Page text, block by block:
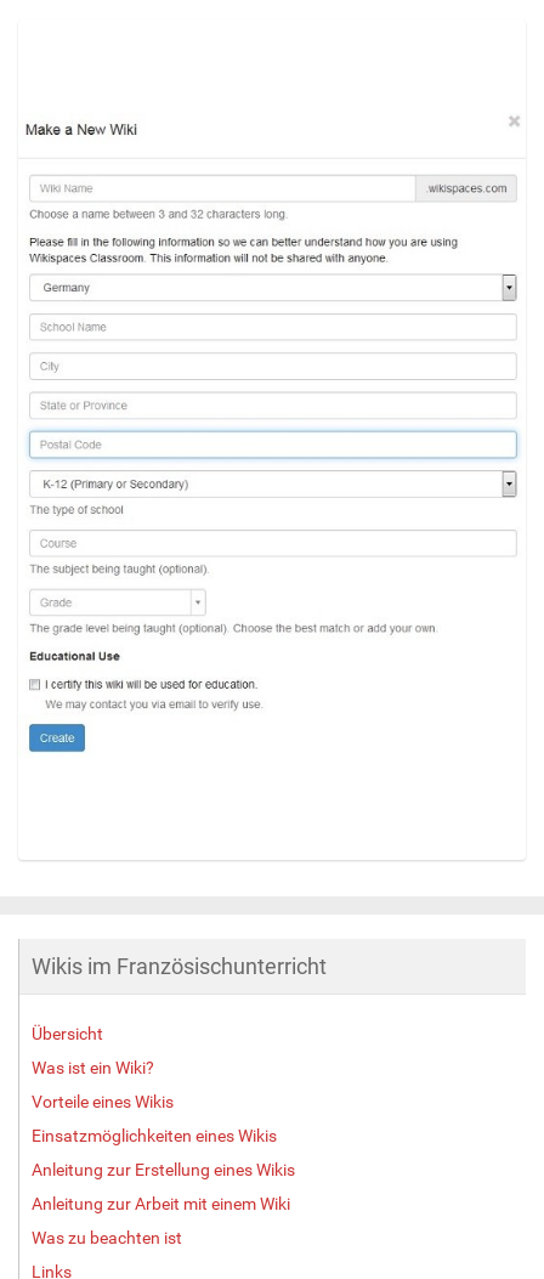
e
B
l
d
v
o
l
e
Wikis im Französischunterricht
Übersicht
Was ist ein Wiki?
Vorteile eines Wikis
Einsatzmöglichkeiten eines Wikis
Anleitung zur Erstellung eines Wikis
Anleitung zur Arbeit mit einem Wiki
Was zu beachten ist
Links